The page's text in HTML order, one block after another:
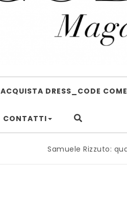
ACQUISTA DRESS_CODE
CONTATTI
Samuele Rizzuto: quando il